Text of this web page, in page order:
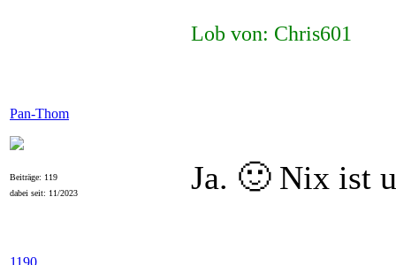
Lob von: Chris601
Pan-Thom
Beiträge: 119
dabei seit: 11/2023
Ja. 🙂 Nix ist
1190